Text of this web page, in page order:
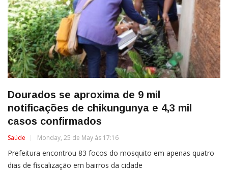
Dourados se aproxima de 9 mil
notificações de chikungunya e 4,3 mil
casos confirmados
Saúde Monday, 25 de May às 17:16
Prefeitura encontrou 83 focos do mosquito em apenas quatro
dias de fiscalização em bairros da cidade